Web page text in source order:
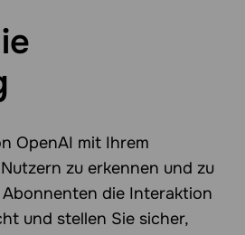
OpenAI mit Ihrem
zu erkennen und zu
die Interaktion
und stellen Sie sicher,